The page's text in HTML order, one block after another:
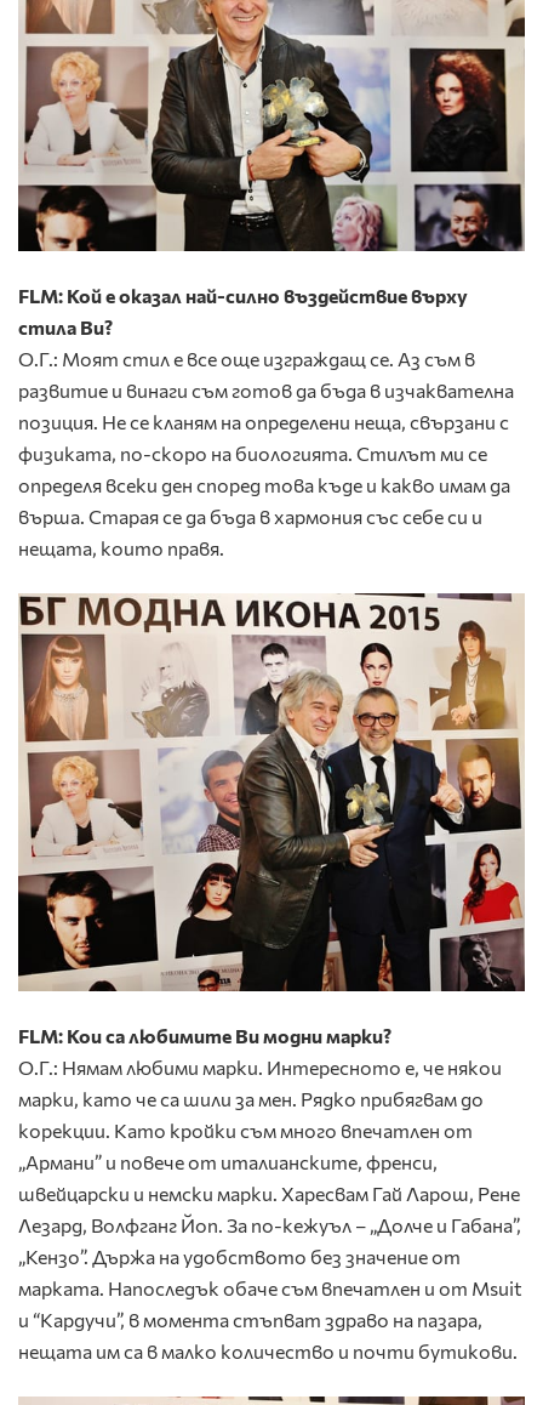
FLM: Кой е оказал най-силно въздействие върху
стила Ви?
О.Г.: Моят стил е все още изграждащ се. Аз съм в
развитие и винаги съм готов да бъда в изчаквателна
позиция. Не се кланям на определени неща, свързани с
физиката, по-скоро на биологията. Стилът ми се
определя всеки ден според това къде и какво имам да
върша. Старая се да бъда в хармония със себе си и
нещата, които правя.
FLM: Кои са любимите Ви модни марки?
О.Г.: Нямам любими марки. Интересното е, че някои
марки, като че са шили за мен. Рядко прибягвам до
корекции. Като кройки съм много впечатлен от
„Армани” и повече от италианските, френси,
швейцарски и немски марки. Харесвам Гай Ларош, Рене
Лезард, Волфганг Йоп. За по-кежуъл – „Долче и Габана”,
„Кензо”. Държа на удобството без значение от
марката. Напоследък обаче съм впечатлен и от Msuit
и “Кардучи”, в момента стъпват здраво на пазара,
нещата им са в малко количество и почти бутикови.